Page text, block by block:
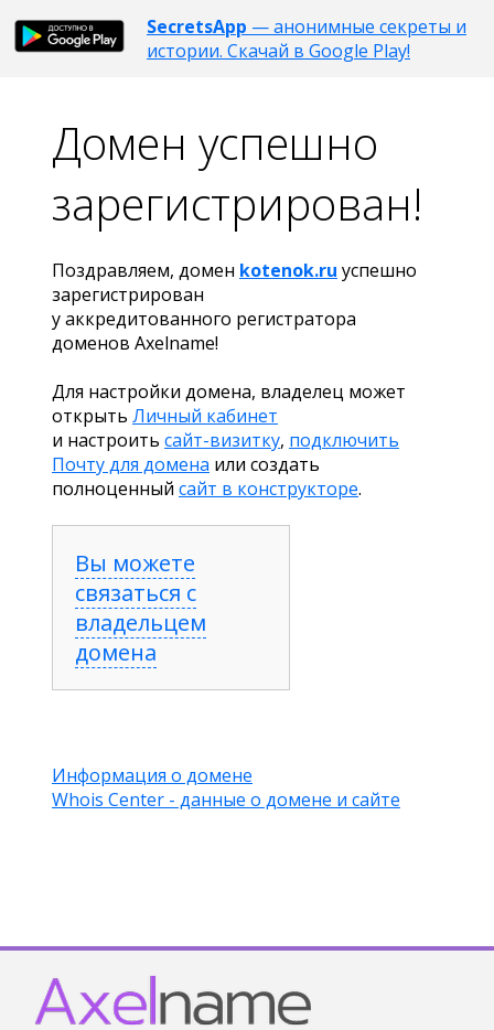
SecretsApp — анонимные секреты и
истории. Скачай в Google Play!
Домен успешно
зарегистрирован!
Поздравляем, домен kotenok.ru успешно
зарегистрирован
у аккредитованного регистратора
доменов Axelname!
Для настройки домена, владелец может
открыть Личный кабинет
и настроить сайт-визитку, подключить
Почту для домена или создать
полноценный сайт в конструкторе.
Вы можете
связаться с
владельцем
домена
Информация о домене
Whois Center - данные о домене и сайте